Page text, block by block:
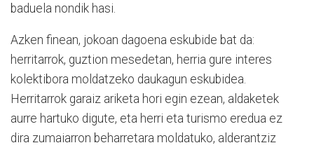
baduela nondik hasi.
Azken finean, jokoan dagoena eskubide bat da:
herritarrok, guztion mesedetan, herria gure interes
kolektibora moldatzeko daukagun eskubidea.
Herritarrok garaiz ariketa hori egin ezean, aldaketek
aurre hartuko digute, eta herri eta turismo eredua ez
dira zumaiarron beharretara moldatuko, alderantziz